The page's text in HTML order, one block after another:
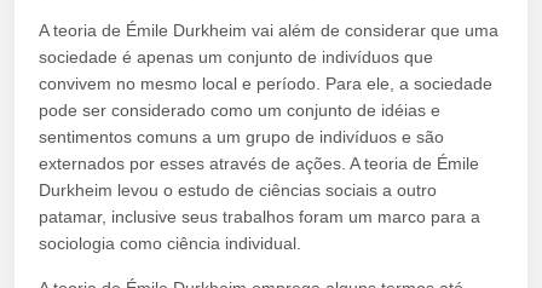
A teoria de Émile Durkheim vai além de considerar que uma
sociedade é apenas um conjunto de indivíduos que
convivem no mesmo local e período. Para ele, a sociedade
pode ser considerado como um conjunto de idéias e
sentimentos comuns a um grupo de indivíduos e são
externados por esses através de ações. A teoria de Émile
Durkheim levou o estudo de ciências sociais a outro
patamar, inclusive seus trabalhos foram um marco para a
sociologia como ciência individual.